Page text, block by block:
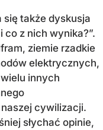
się także dyskusja
co z nich wynika?”.
ziemie rzadkie
elektrycznych,
innych
cywilizacji.
słychać opinie,